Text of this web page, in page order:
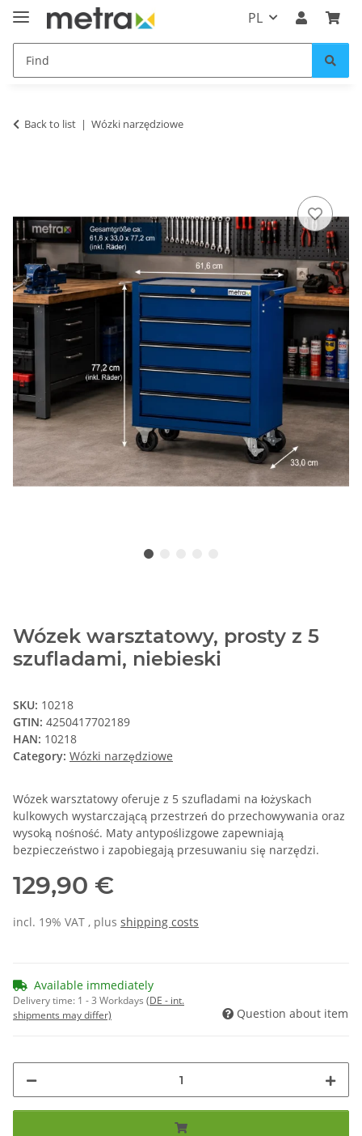
PL
Back to list Wózki narzędziowe
Wózek warsztatowy, prosty z 5
szufladami, niebieski
SKU: 10218
GTIN: 4250417702189
HAN: 10218
Category: Wózki narzędziowe
Wózek warsztatowy oferuje z 5 szufladami na łożyskach
kulkowych wystarczającą przestrzeń do przechowywania oraz
wysoką nośność. Maty antypoślizgowe zapewniają
bezpieczeństwo i zapobiegają przesuwaniu się narzędzi.
129,90 €
incl. 19% VAT , plus shipping costs
Available immediately
Delivery time: 1 - 3 Workdays (DE - int.
shipments may differ)
Question about item